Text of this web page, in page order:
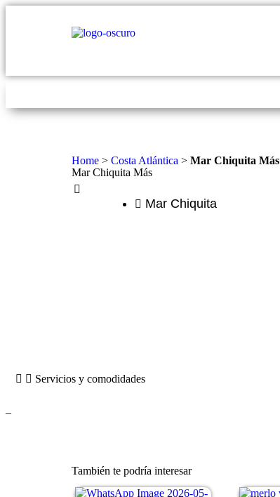
Home > Costa Atlántica > Mar Chiquita Más
Mar Chiquita Más
Mar Chiquita
Servicios y comodidades
–
También te podría interesar